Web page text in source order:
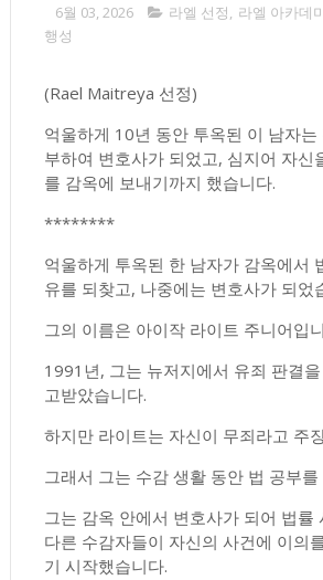
6월 03, 2026 라엘 선정, 라엘 아카데
행성
(Rael Maitreya 선정)
억울하게 10년 동안 투옥된 이 남자
부하여 변호사가 되었고, 심지어 자신
를 감옥에 보내기까지 했습니다.
********
억울하게 투옥된 한 남자가 감옥에서
유를 되찾고, 나중에는 변호사가 되었
그의 이름은 아이작 라이트 주니어입
1991년, 그는 뉴저지에서 유죄 판결
고받았습니다.
하지만 라이트는 자신이 무죄라고 주
그래서 그는 수감 생활 동안 법 공부
그는 감옥 안에서 변호사가 되어 법률
다른 수감자들이 자신의 사건에 이의
기 시작했습니다.